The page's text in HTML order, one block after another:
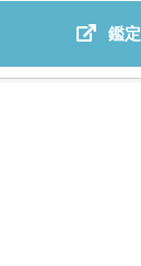
鑑定